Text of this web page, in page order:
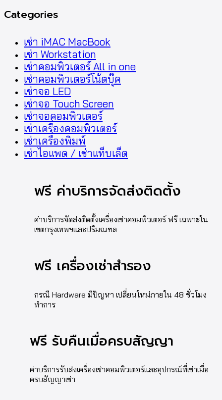
Categories
เช่า iMAC MacBook
เช่า Workstation
เช่าคอมพิวเตอร์ All in one
เช่าคอมพิวเตอร์โน้ตบุ๊ค
เช่าจอ LED
เช่าจอ Touch Screen
เช่าจอคอมพิวเตอร์
เช่าเครื่องคอมพิวเตอร์
เช่าเครื่องพิมพ์
เช่าไอแพด / เช่าแท็บเล็ต
ฟรี ค่าบริการจัดส่งติดตั้ง
ค่าบริการจัดส่งติดตั้งเครื่องเช่าคอมพิวเตอร์ ฟรี เฉพาะใน
เขตกรุงเทพฯและปริมณฑล
ฟรี เครื่องเช่าสำรอง
กรณี Hardware มีปัญหา เปลี่ยนใหม่ภายใน 48 ชั่วโมง
ทำการ
ฟรี รับคืนเมื่อครบสัญญา
ค่าบริการรับส่งเครื่องเช่าคอมพิวเตอร์และอุปกรณ์ที่เช่าเมื่อ
ครบสัญญาเช่า